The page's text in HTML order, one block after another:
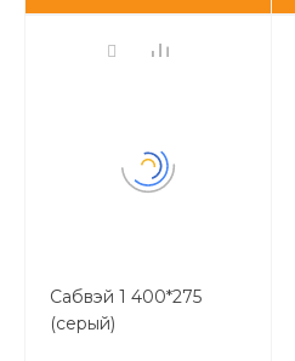
Сабвэй 1 400*275
(серый)